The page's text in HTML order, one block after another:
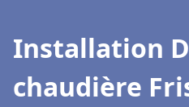
Installation
chaudière